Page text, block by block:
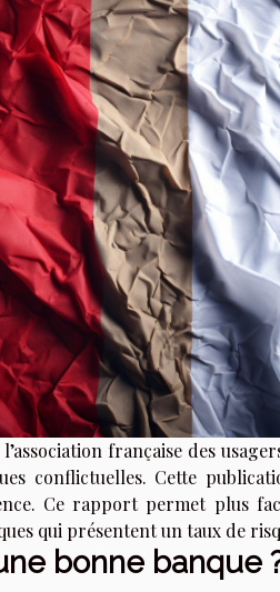
française des
conflictuelles. Cette
Ce rapport permet plus
qui présentent un taux de
bonne banque